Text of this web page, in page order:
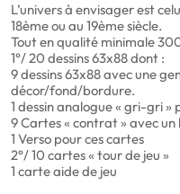
L’univers à envisager est
18ème ou au 19ème siècle.
Tout en qualité minimale
1°/ 20 dessins 63x88 dont :
9 dessins 63x88 avec une
décor/fond/bordure.
1 dessin analogue « gri-gri
9 Cartes « contrat » avec
1 Verso pour ces cartes
2°/ 10 cartes « tour de jeu »
1 carte aide de jeu